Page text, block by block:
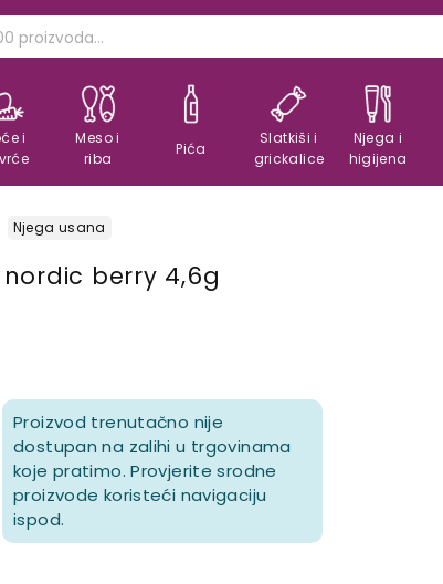
i
Meso i
riba
Pića
Slatkiši i
grickalice
Njega i
higijena
Njega usana
nordic berry 4,6g
Proizvod trenutačno nije
dostupan na zalihi u trgovinama
koje pratimo. Provjerite srodne
proizvode koristeći navigaciju
ispod.